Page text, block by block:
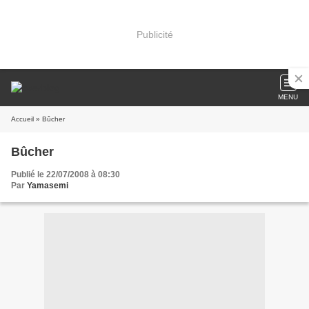
Publicité
MENU
Accueil » Bûcher
Bûcher
Publié le 22/07/2008 à 08:30
Par Yamasemi